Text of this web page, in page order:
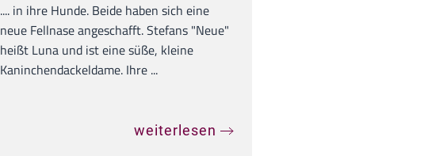
.... in ihre Hunde. Beide haben sich eine
neue Fellnase angeschafft. Stefans "Neue"
heißt Luna und ist eine süße, kleine
Kaninchendackeldame. Ihre ...
weiterlesen